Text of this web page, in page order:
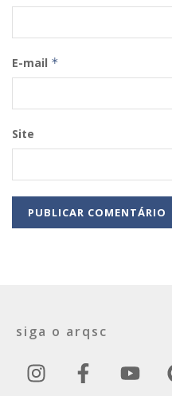
E-mail *
Site
siga o arqsc